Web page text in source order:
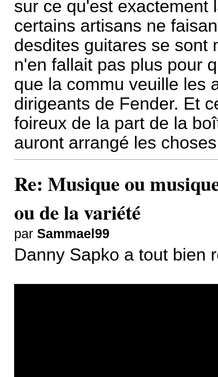
sur ce qu'est exactement
certains artisans ne
desdites guitares se sont
n'en fallait pas plus pour
que la commu veuille les
dirigeants de Fender. Et
foireux de la part de la
auront arrangé les
Re: Musique ou
ou de la variété
par Sammael99
Danny Sapko a tout bien